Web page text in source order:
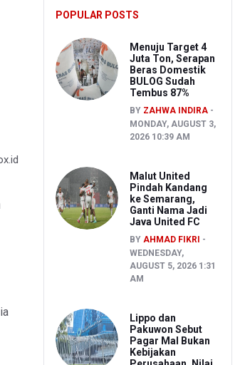
POPULAR POSTS
Menuju Target 4
Juta Ton, Serapan
Beras Domestik
BULOG Sudah
Tembus 87%
BY ZAHWA INDIRA
MONDAY, AUGUST 3,
2026 10:39 AM
Malut United
Pindah Kandang
ke Semarang,
Ganti Nama Jadi
Java United FC
BY AHMAD FIKRI
WEDNESDAY,
AUGUST 5, 2026 1:31
AM
Lippo dan
Pakuwon Sebut
Pagar Mal Bukan
Kebijakan